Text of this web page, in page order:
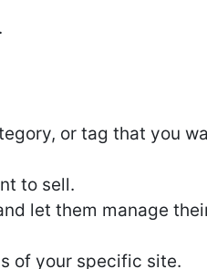
or tag that you
to sell.
let them manage
of your specific site.